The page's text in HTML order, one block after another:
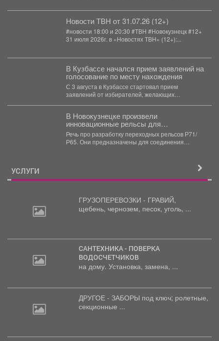
Новости ТВН от 31.07.26 (12+)
#новости 18:00 и 20:30 #ТВН #Новокузнецк #12+
31 июля 2026г. в «Новостях ТВН» (12+):...
В Кузбассе начался прием заявлений на
голосование по месту нахождения
С 3 августа в Кузбассе стартовал прием
заявлений от избирателей, желающих
В Новокузнецке произвели
инновационные рельсы для
тяжеловесного движения
Речь про разработку переходных рельсов Р71/
Р65. Они предназначены для соединения
УСЛУГИ
ГРУЗОПЕРЕВОЗКИ - ГРАВИЙ,
щебень, чернозем, песок, уголь, ...
САНТЕХНИКА - ПОВЕРКА
ВОДОСЧЕТЧИКОВ
на дому. Установка, замена, ...
ДРУГОЕ - ЗАБОРЫ под ключ; ролетные,
секционные ...